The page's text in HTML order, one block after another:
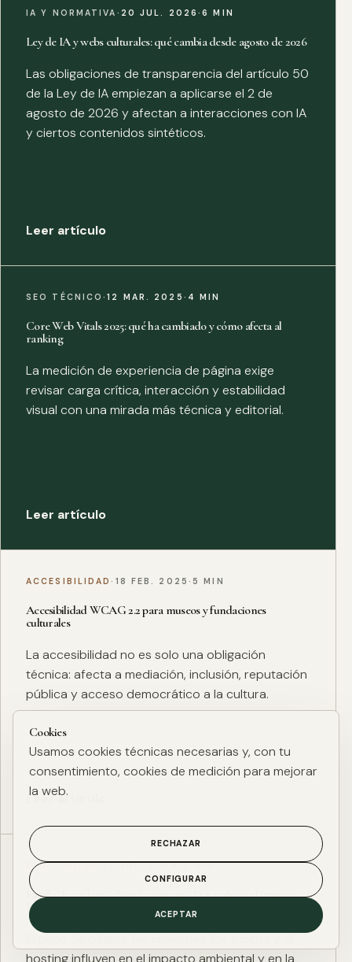
IA Y NORMATIVA · 20 JUL. 2026·6 MIN
Ley de IA y webs culturales: qué cambia desde agosto de 2026
Las obligaciones de transparencia del artículo 50
de la Ley de IA empiezan a aplicarse el 2 de
agosto de 2026 y afectan a interacciones con IA
y ciertos contenidos sintéticos.
Leer artículo
SEO TÉCNICO·12 MAR. 2025 · 4 MIN
Core Web Vitals 2025: qué ha cambiado y cómo afecta al
ranking
La medición de experiencia de página exige
revisar carga crítica, interacción y estabilidad
visual con una mirada más técnica y editorial.
Leer artículo
ACCESIBILIDAD · 18 FEB. 2025 · 5 MIN
Accesibilidad WCAG 2.2 para museos y fundaciones
culturales
La accesibilidad no es solo una obligación
técnica: afecta a mediación, inclusión, reputación
pública y acceso democrático a la cultura.
Leer artículo
ESG DIGITAL·27 ENE. 2025·4 MIN
Huella de carbono digital: cómo medir y reducir el impacto
ESG de una web
El peso de página, las imágenes, los scripts y el
hosting influyen en el impacto ambiental y en la
Cookies
Usamos cookies técnicas necesarias y, con tu
consentimiento, cookies de medición para mejorar
la web.
RECHAZAR
CONFIGURAR
ACEPTAR